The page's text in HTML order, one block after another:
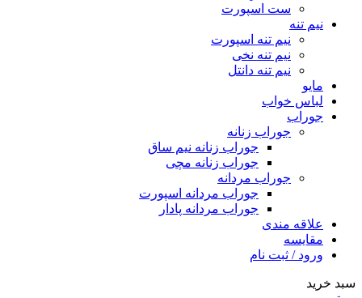
ست اسپورت
نیم تنه
نیم تنه اسپورت
نیم تنه نخی
نیم تنه دانتل
مایو
لباس خواب
جوراب
جوراب زنانه
جوراب زنانه نیم ساق
جوراب زنانه مچی
جوراب مردانه
جوراب مردانه اسپورت
جوراب مردانه پادار
علاقه مندی
مقایسه
ورود / ثبت نام
سبد خرید